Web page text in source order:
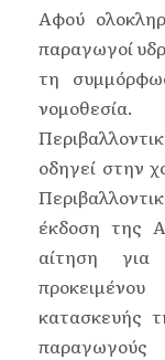
Αφού
παραγωγοί
τη
οδηγεί στην
έκδοση της
αίτηση για
κατασκευής